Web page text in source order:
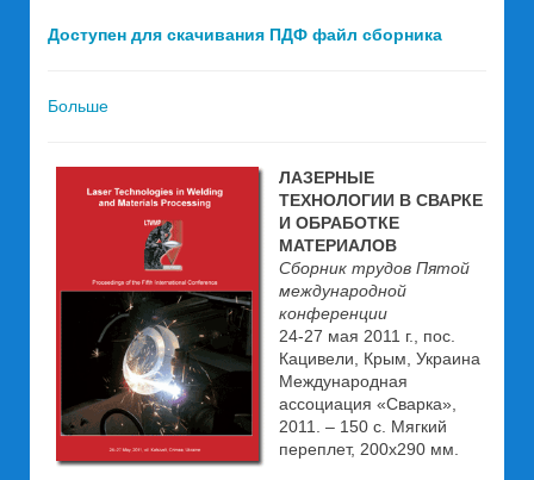
Доступен для скачивания ПДФ файл сборника
Больше
ЛАЗЕРНЫЕ
ТЕХНОЛОГИИ В СВАРКЕ
И ОБРАБОТКЕ
МАТЕРИАЛОВ
Сборник трудов Пятой
международной
конференции
24-27 мая 2011 г., пос.
Кацивели, Крым, Украина
Международная
ассоциация «Сварка»,
2011. – 150 с. Мягкий
переплет, 200х290 мм.